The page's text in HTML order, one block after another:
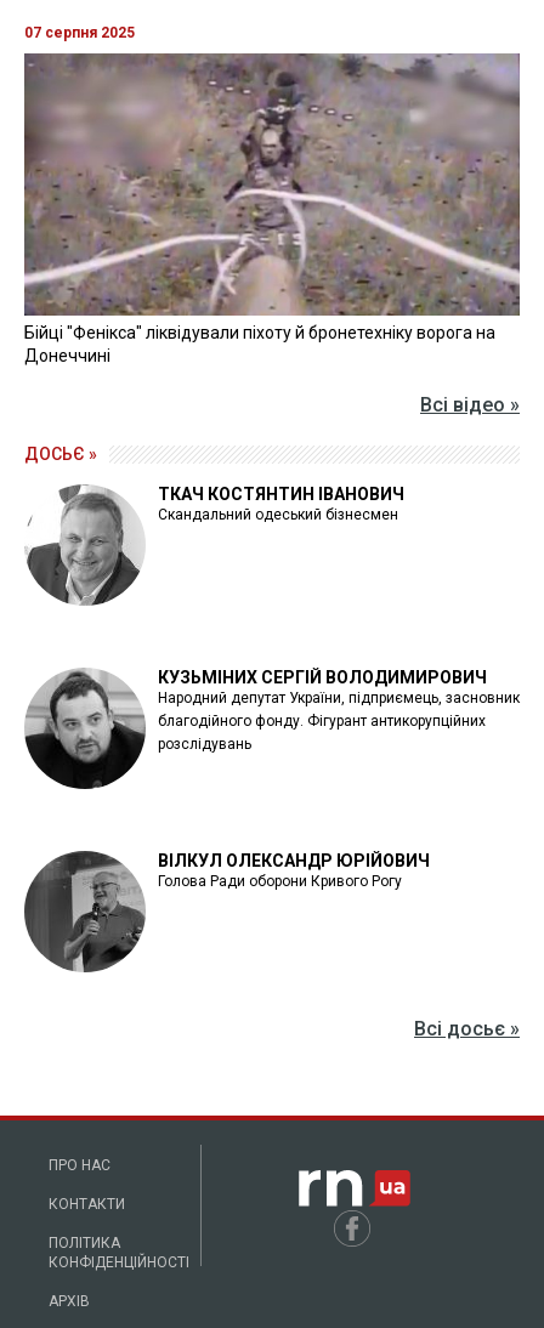
07 серпня 2025
Бійці "Фенікса" ліквідували піхоту й бронетехніку ворога на
Донеччині
Всі відео »
ДОСЬЄ »
ТКАЧ КОСТЯНТИН ІВАНОВИЧ
Скандальний одеський бізнесмен
КУЗЬМІНИХ СЕРГІЙ ВОЛОДИМИРОВИЧ
Народний депутат України, підприємець, засновник
благодійного фонду. Фігурант антикорупційних
розслідувань
ВІЛКУЛ ОЛЕКСАНДР ЮРІЙОВИЧ
Голова Ради оборони Кривого Рогу
Всі досьє »
ПРО НАС
КОНТАКТИ
ПОЛІТИКА
КОНФІДЕНЦІЙНОСТІ
АРХІВ